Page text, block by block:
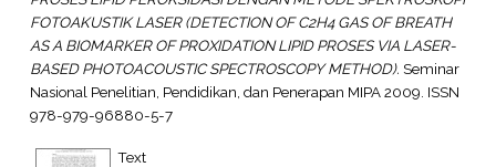
FOTOAKUSTIK LASER (DETECTION OF C2H4 GAS OF BREATH
AS A BIOMARKER OF PROXIDATION LIPID PROSES VIA LASER-
BASED PHOTOACOUSTIC SPECTROSCOPY METHOD). Seminar
Nasional Penelitian, Pendidikan, dan Penerapan MIPA 2009. ISSN
978-979-96880-5-7
Text